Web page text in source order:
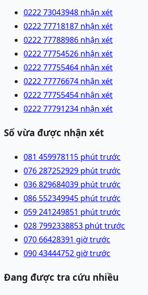
0222 73043948 nhận xét
0222 77718187 nhận xét
0222 77788986 nhận xét
0222 77754526 nhận xét
0222 77755464 nhận xét
0222 77776674 nhận xét
0222 77755454 nhận xét
0222 77791234 nhận xét
Số vừa được nhận xét
081 459978115 phút trước
076 287252929 phút trước
036 829684039 phút trước
086 552349945 phút trước
059 241249851 phút trước
028 7992338853 phút trước
070 66428391 giờ trước
090 43444752 giờ trước
Đang được tra cứu nhiều